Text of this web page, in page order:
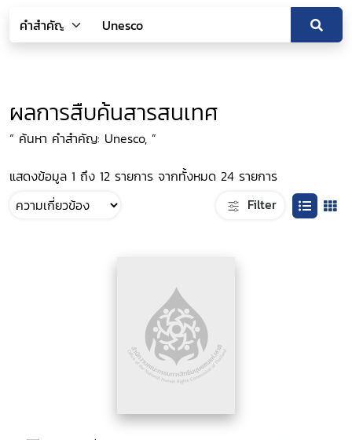
ผลการสืบค้นสารสนเทศ
“ ค้นหา คำสำคัญ: Unesco, ”
แสดงข้อมูล 1 ถึง 12 รายการ จากทั้งหมด 24 รายการ
Filter